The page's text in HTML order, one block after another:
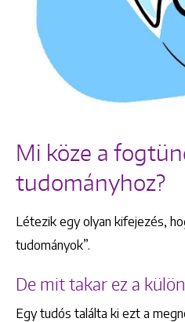
Mi köze a
tudományhoz?
Létezik egy olyan kifejezés,
tudományok”.
De mit takar ez a
Egy tudós találta ki ezt a